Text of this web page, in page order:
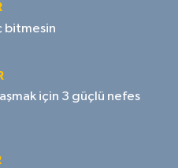
bitmesin
için 3 güçlü nefes